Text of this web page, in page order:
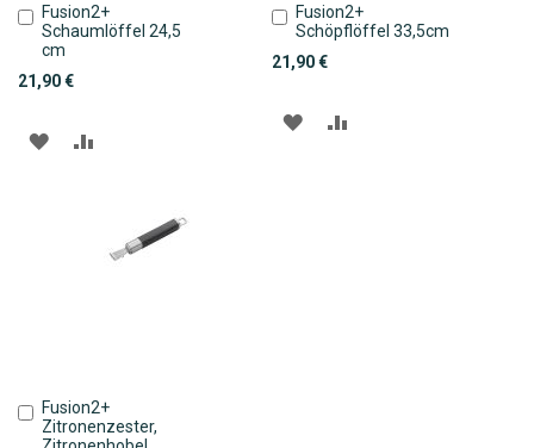
Fusion2+
Schaumlöffel 24,5
cm
21,90 €
In
den
Warenkorb
ZUR
HINZUFÜGEN
HINZUFÜGEN
Fusion2+
Schöpflöffel 33,5cm
21,90 €
In
den
Warenkorb
ZUR
Fusion2+
Zitronenzester,
In
den